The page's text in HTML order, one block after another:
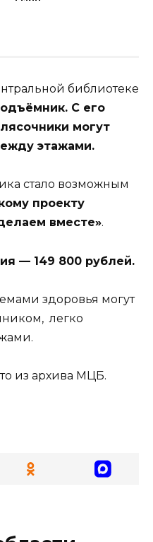
библиотеке
С его
могут
этажами.
стало возможным
проекту
вместе».
— 149 800 рублей.
здоровья могут
легко
из архива МЦБ.